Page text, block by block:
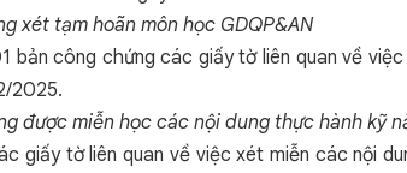
xét tạm hoãn môn học GDQP&AN
bản công chứng các giấy tờ liên quan về
2025.
được miễn học các nội dung thực hành kỹ
giấy tờ liên quan về việc xét miễn các nội